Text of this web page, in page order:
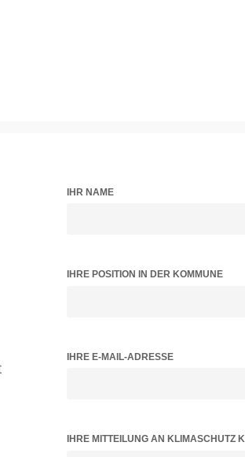
IHR NAME
IHRE POSITION IN DER KOMMUNE
IHRE E-MAIL-ADRESSE
BITTE LASSE DIESES FELD LEER.
IHRE MITTEILUNG AN KLIMASCHUTZ